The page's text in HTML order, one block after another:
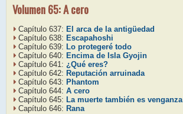
Volumen 65: A cero
Capítulo 637: El arca de la antigüedad
Capítulo 638: Escapahoshi
Capítulo 639: Lo protegeré todo
Capítulo 640: Encima de Isla Gyojin
Capítulo 641: ¿Qué eres?
Capítulo 642: Reputación arruinada
Capítulo 643: Phantom
Capítulo 644: A cero
Capítulo 645: La muerte también es venganza
Capítulo 646: Rana